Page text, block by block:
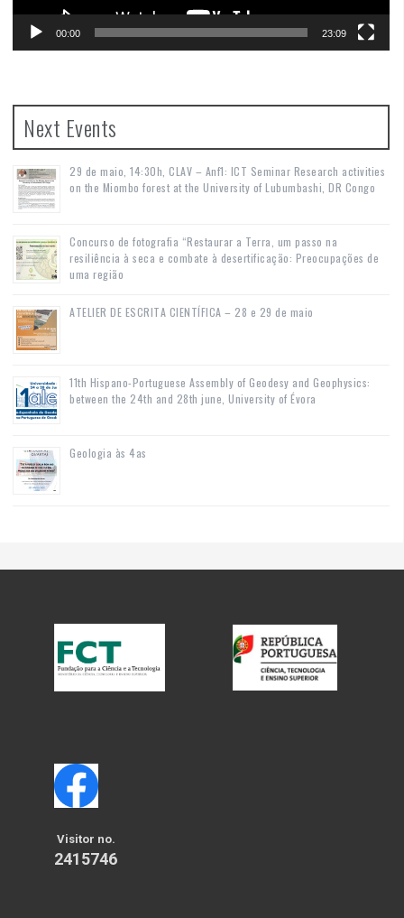
00:00 23:09
Next Events
29 de maio, 14:30h, CLAV – Anf1: ICT Seminar Research activities
on the Miombo forest at the University of Lubumbashi, DR Congo
Concurso de fotografia “Restaurar a Terra, um passo na
resiliência à seca e combate à desertificação: Preocupações de
uma região
ATELIER DE ESCRITA CIENTÍFICA – 28 e 29 de maio
11th Hispano-Portuguese Assembly of Geodesy and Geophysics:
between the 24th and 28th june, University of Évora
Geologia às 4as
Visitor no.
2415746